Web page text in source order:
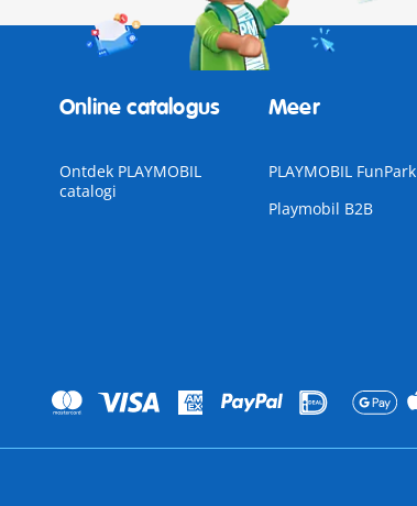
Online catalogus
Ontdek PLAYMOBIL
catalogi
Meer
PLAYMOBIL FunPark
Playmobil B2B